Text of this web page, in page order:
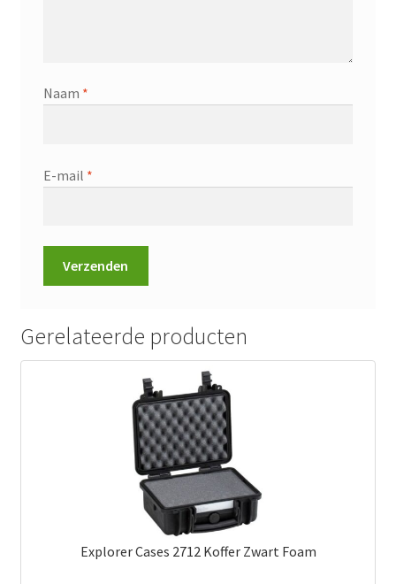
Naam *
E-mail *
Gerelateerde producten
Explorer Cases 2712 Koffer Zwart Foam